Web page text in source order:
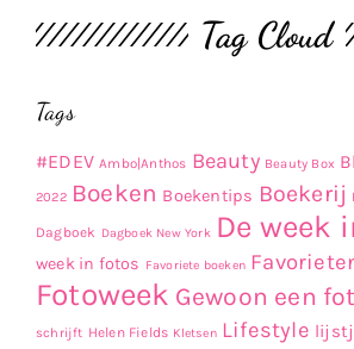
Tag Cloud
Tags
#EDEV Ambo|Anthos Beauty Beauty Box
2022 Boeken Boekentips Boekerij
Dagboek Dagboek New York De week
week in fotos Favoriete boeken
Fotoweek Gewoon een
schrijft Helen Fields Kletsen Lifestyle